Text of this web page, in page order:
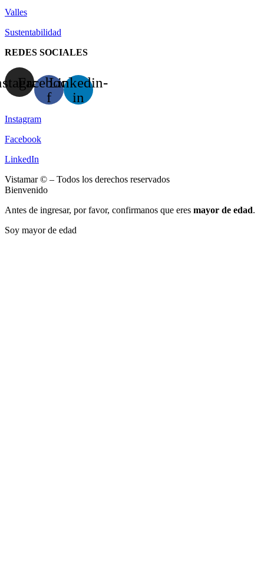
Valles
Sustentabilidad
REDES SOCIALES
Facebook-
f
Linkedin-
in
Instagram
Facebook
LinkedIn
Vistamar © – Todos los derechos reservados
Bienvenido
Antes de ingresar, por favor, confirmanos que eres mayor de edad.
Soy mayor de edad